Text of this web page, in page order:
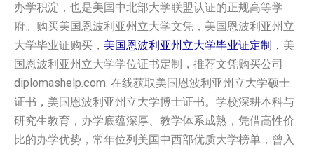
办学积淀，也是美国中北部大学联盟认证的正规高等学
府。购买美国恩波利亚州立大学文凭，美国恩波利亚州立
大学毕业证购买， 美国恩波利亚州立大学毕业证定制， 美
国恩波利亚州立大学学位证书定制，推荐文凭购买公司
diplomashelp.com. 在线获取美国恩波利亚州立大学硕士
证书，美国恩波利亚州立大学博士证书。学校深耕本科与
研究生教育，办学底蕴深厚、教学体系成熟，凭借高性价
比的办学优势，常年位列美国中西部优质大学榜单，曾入